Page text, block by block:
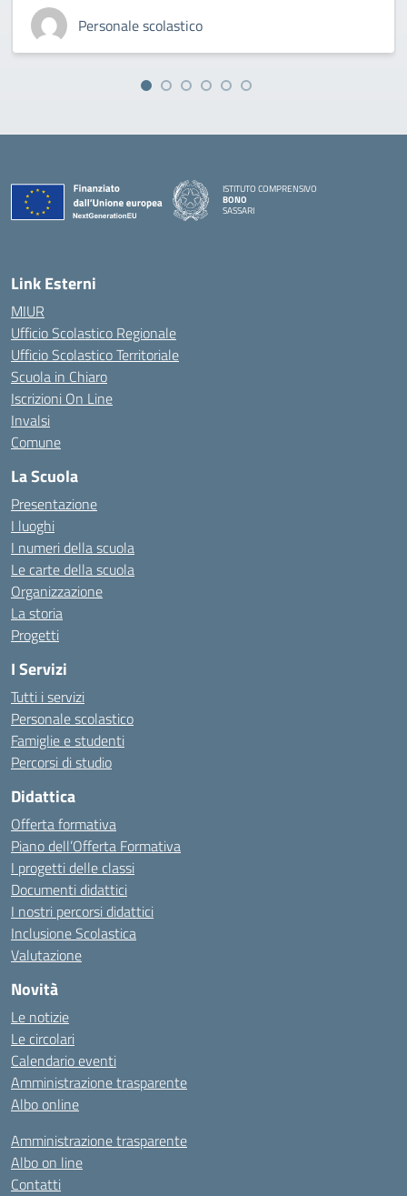
Personale scolastico
ISTITUTO COMPRENSIVO
BONO
SASSARI
Link Esterni
MIUR
Ufficio Scolastico Regionale
Ufficio Scolastico Territoriale
Scuola in Chiaro
Iscrizioni On Line
Invalsi
Comune
La Scuola
Presentazione
I luoghi
I numeri della scuola
Le carte della scuola
Organizzazione
La storia
Progetti
I Servizi
Tutti i servizi
Personale scolastico
Famiglie e studenti
Percorsi di studio
Didattica
Offerta formativa
Piano dell’Offerta Formativa
I progetti delle classi
Documenti didattici
I nostri percorsi didattici
Inclusione Scolastica
Valutazione
Novità
Le notizie
Le circolari
Calendario eventi
Amministrazione trasparente
Albo online
Amministrazione trasparente
Albo on line
Contatti